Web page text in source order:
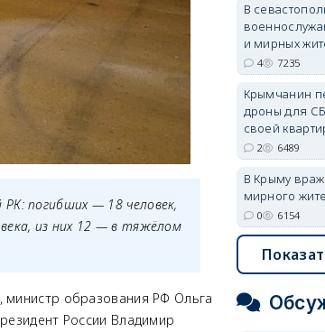
погибших — 18 человек,
из них 12 — в тяжёлом
министр образования РФ Ольга
России Владимир
В
и мирных
4 7235
Крымчанин
дроны для
своей
2 6489
В Крыму
мирного
0 6154